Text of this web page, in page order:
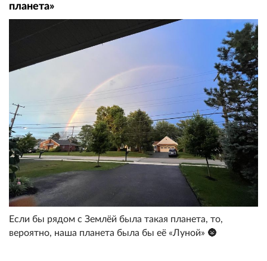
планета»
Если бы рядом с Землёй была такая планета, то,
вероятно, наша планета была бы её «Луной» 🌚